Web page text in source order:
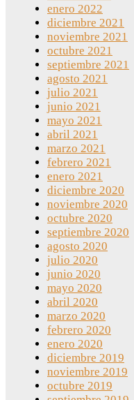
enero 2022
diciembre 2021
noviembre 2021
octubre 2021
septiembre 2021
agosto 2021
julio 2021
junio 2021
mayo 2021
abril 2021
marzo 2021
febrero 2021
enero 2021
diciembre 2020
noviembre 2020
octubre 2020
septiembre 2020
agosto 2020
julio 2020
junio 2020
mayo 2020
abril 2020
marzo 2020
febrero 2020
enero 2020
diciembre 2019
noviembre 2019
octubre 2019